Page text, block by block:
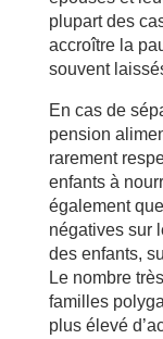
plupart des
accroître la
souvent
En cas de
pension
rarement
enfants à
également
négatives sur
des enfants,
Le nombre
familles
plus élevé